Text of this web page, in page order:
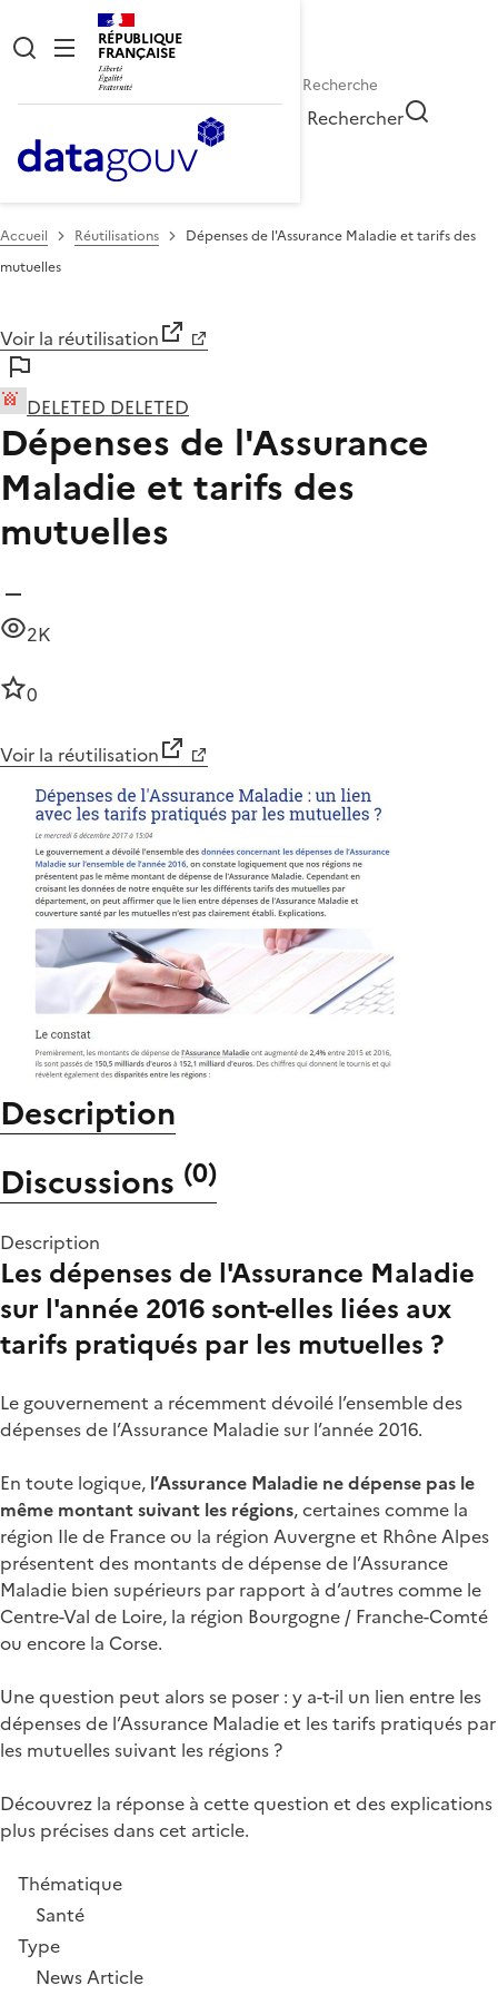
RÉPUBLIQUE
FRANÇAISE
Rechercher
Accueil Réutilisations
Dépenses de l'Assurance Maladie et tarifs des
mutuelles
Voir la réutilisation
DELETED DELETED
Dépenses de l'Assurance
Maladie et tarifs des
mutuelles
2K
0
Voir la réutilisation
Description
Discussions (0)
Description
Les dépenses de l'Assurance Maladie
sur l'année 2016 sont-elles liées aux
tarifs pratiqués par les mutuelles ?
Le gouvernement a récemment dévoilé l’ensemble des
dépenses de l’Assurance Maladie sur l’année 2016.
En toute logique, l’Assurance Maladie ne dépense pas le
même montant suivant les régions, certaines comme la
région Ile de France ou la région Auvergne et Rhône Alpes
présentent des montants de dépense de l’Assurance
Maladie bien supérieurs par rapport à d’autres comme le
Centre-Val de Loire, la région Bourgogne / Franche-Comté
ou encore la Corse.
Une question peut alors se poser : y a-t-il un lien entre les
dépenses de l’Assurance Maladie et les tarifs pratiqués par
les mutuelles suivant les régions ?
Découvrez la réponse à cette question et des explications
plus précises dans cet article.
Thématique
Santé
Type
News Article